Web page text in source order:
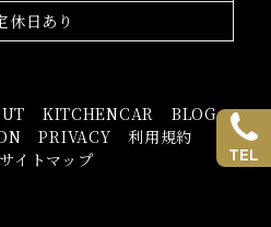
休日あり
KITCHENCAR
BLOG
PRIVACY
利用規約
サイトマップ
TEL